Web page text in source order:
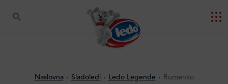
Naslovna Sladoledi Ledo Legende Rumenko